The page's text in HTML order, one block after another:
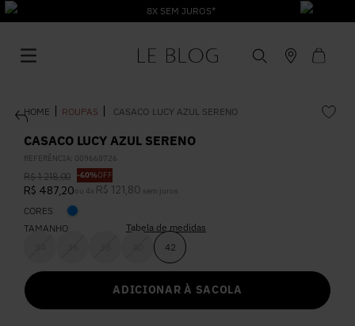
8X SEM JUROS*
ROUPAS CASACO LUCY AZUL SERENO
CASACO LUCY AZUL SERENO
REFERÊNCIA: 009668726
R$ 1.218,00 -60%OFF
R$ 487,20 ou 4 x R$ 121 80 sem juros
CORES
TAMANHO
42
Tabela de medidas
ADICIONAR À SACOLA
1º Vestido
2º